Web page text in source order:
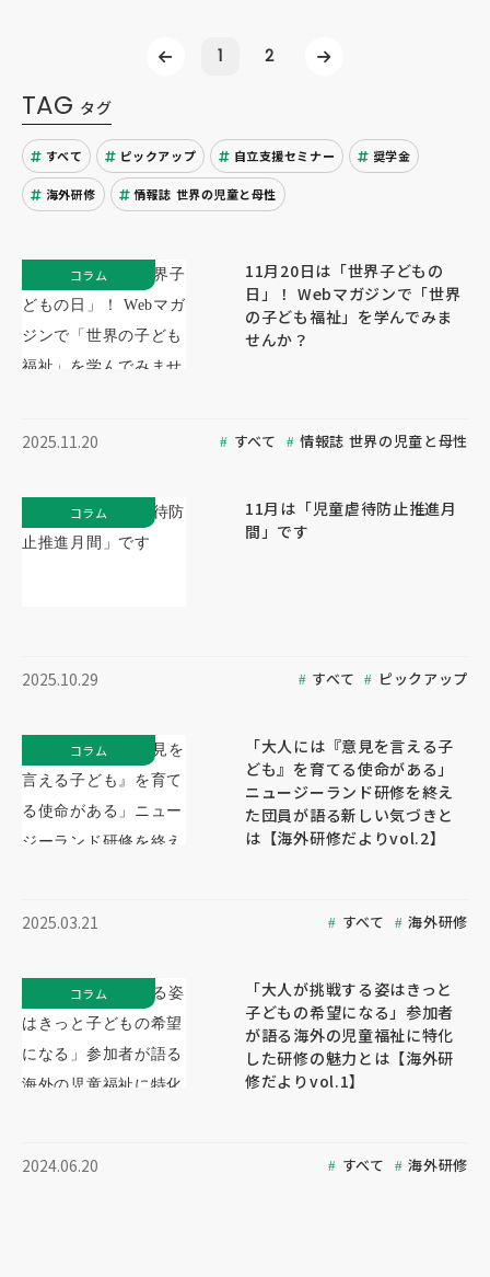
1 2
TAG タグ
すべて ピックアップ 自立支援セミナー 奨学金
海外研修 情報誌 世界の児童と母性
11月20日は「世界子どもの
日」！ Webマガジンで「世界
の子ども福祉」を学んでみま
せんか？
2025.11.20 すべて 情報誌 世界の児童と母性
コラム
11月は「児童虐待防止推進月
間」です
2025.10.29 すべて ピックアップ
コラム
「大人には『意見を言える子
ども』を育てる使命がある」
ニュージーランド研修を終え
た団員が語る新しい気づきと
は【海外研修だよりvol.2】
2025.03.21 すべて 海外研修
コラム
「大人が挑戦する姿はきっと
子どもの希望になる」参加者
が語る海外の児童福祉に特化
した研修の魅力とは【海外研
修だよりvol.1】
2024.06.20 すべて 海外研修
コラム